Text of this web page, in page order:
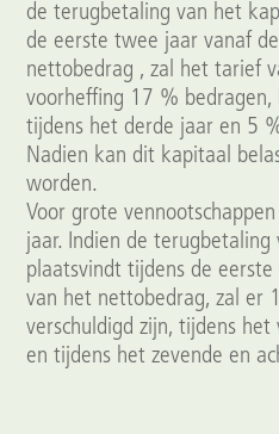
de terugbetaling van het
de eerste twee jaar vanaf
nettobedrag , zal het tarief
voorheffing 17 %
tijdens het derde jaar en 5
Nadien kan dit kapitaal
worden.
Voor grote
jaar. Indien de
plaatsvindt tijdens de
van het nettobedrag, zal er
verschuldigd zijn, tijdens
en tijdens het zevende en